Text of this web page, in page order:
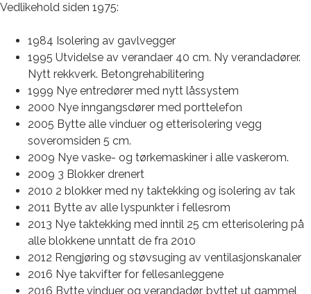
Vedlikehold siden 1975:
1984 Isolering av gavlvegger
1995 Utvidelse av verandaer 40 cm. Ny verandadører.
Nytt rekkverk. Betongrehabilitering
1999 Nye entredører med nytt låssystem
2000 Nye inngangsdører med porttelefon
2005 Bytte alle vinduer og etterisolering vegg
soveromsiden 5 cm.
2009 Nye vaske- og tørkemaskiner i alle vaskerom.
2009 3 Blokker drenert
2010 2 blokker med ny taktekking og isolering av tak
2011 Bytte av alle lyspunkter i fellesrom
2013 Nye taktekking med inntil 25 cm etterisolering på
alle blokkene unntatt de fra 2010
2012 Rengjøring og støvsuging av ventilasjonskanaler
2016 Nye takvifter for fellesanleggene
2016 Bytte vinduer og verandadør, byttet ut gammel